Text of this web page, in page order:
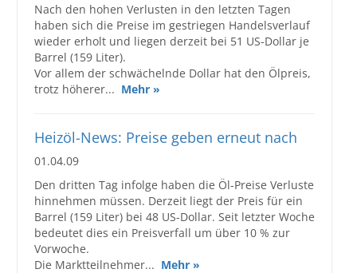
Nach den hohen Verlusten in den letzten Tagen
haben sich die Preise im gestriegen Handelsverlauf
wieder erholt und liegen derzeit bei 51 US-Dollar je
Barrel (159 Liter).
Vor allem der schwächelnde Dollar hat den Ölpreis,
trotz höherer... Mehr »
Heizöl-News: Preise geben erneut nach
01.04.09
Den dritten Tag infolge haben die Öl-Preise Verluste
hinnehmen müssen. Derzeit liegt der Preis für ein
Barrel (159 Liter) bei 48 US-Dollar. Seit letzter Woche
bedeutet dies ein Preisverfall um über 10 % zur
Vorwoche.
Die Marktteilnehmer... Mehr »